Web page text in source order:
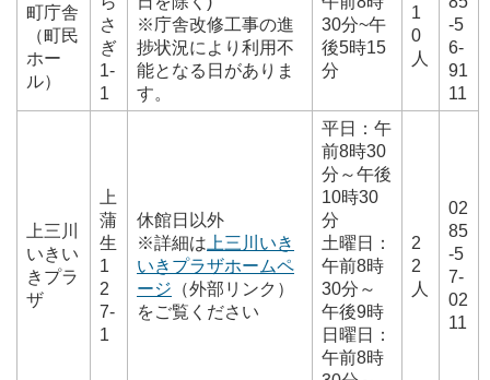
町庁舎
（町民
ホー
ル）
さ
ぎ
1-
1
※庁舎改修工事の進
捗状況により利用不
能となる日がありま
す。
30分~午
後5時15
分
1
0
人
-5
6-
91
11
上三川
いきい
きプラ
ザ
上
蒲
生
1
2
7-
1
休館日以外
※詳細は 上三川いき
いきプラザホームペ
ージ （外部リンク）
をご覧ください
平日：午
前8時30
分～午後
10時30
分
土曜日：
午前8時
30分～
午後9時
日曜日：
午前8時
2
2
人
02
85
-5
7-
02
11